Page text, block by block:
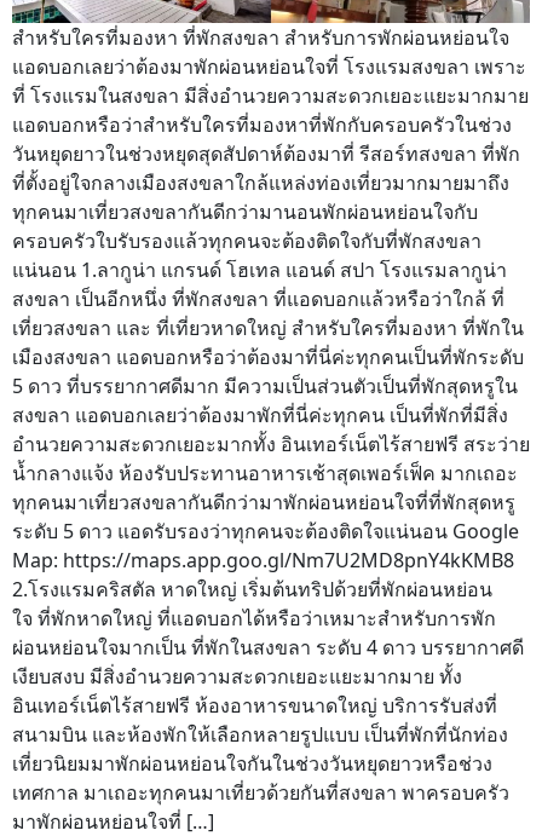
สำหรับใครที่มองหา ที่พักสงขลา สำหรับการพักผ่อนหย่อนใจ
แอดบอกเลยว่าต้องมาพักผ่อนหย่อนใจที่ โรงแรมสงขลา เพราะ
ที่ โรงแรมในสงขลา มีสิ่งอำนวยความสะดวกเยอะแยะมากมาย
แอดบอกหรือว่าสำหรับใครที่มองหาที่พักกับครอบครัวในช่วง
วันหยุดยาวในช่วงหยุดสุดสัปดาห์ต้องมาที่ รีสอร์ทสงขลา ที่พัก
ที่ตั้งอยู่ใจกลางเมืองสงขลาใกล้แหล่งท่องเที่ยวมากมายมาถึง
ทุกคนมาเที่ยวสงขลากันดีกว่ามานอนพักผ่อนหย่อนใจกับ
ครอบครัวใบรับรองแล้วทุกคนจะต้องติดใจกับที่พักสงขลา
แน่นอน 1.ลากูน่า แกรนด์ โฮเทล แอนด์ สปา โรงแรมลากูน่า
สงขลา เป็นอีกหนึ่ง ที่พักสงขลา ที่แอดบอกแล้วหรือว่าใกล้ ที่
เที่ยวสงขลา และ ที่เที่ยวหาดใหญ่ สำหรับใครที่มองหา ที่พักใน
เมืองสงขลา แอดบอกหรือว่าต้องมาที่นี่ค่ะทุกคนเป็นที่พักระดับ
5 ดาว ที่บรรยากาศดีมาก มีความเป็นส่วนตัวเป็นที่พักสุดหรูใน
สงขลา แอดบอกเลยว่าต้องมาพักที่นี่ค่ะทุกคน เป็นที่พักที่มีสิ่ง
อำนวยความสะดวกเยอะมากทั้ง อินเทอร์เน็ตไร้สายฟรี สระว่าย
น้ำกลางแจ้ง ห้องรับประทานอาหารเช้าสุดเพอร์เฟ็ค มากเถอะ
ทุกคนมาเที่ยวสงขลากันดีกว่ามาพักผ่อนหย่อนใจที่ที่พักสุดหรู
ระดับ 5 ดาว แอดรับรองว่าทุกคนจะต้องติดใจแน่นอน Google
Map: https://maps.app.goo.gl/Nm7U2MD8pnY4kKMB8
2.โรงแรมคริสตัล หาดใหญ่ เริ่มต้นทริปด้วยที่พักผ่อนหย่อน
ใจ ที่พักหาดใหญ่ ที่แอดบอกได้หรือว่าเหมาะสำหรับการพัก
ผ่อนหย่อนใจมากเป็น ที่พักในสงขลา ระดับ 4 ดาว บรรยากาศดี
เงียบสงบ มีสิ่งอำนวยความสะดวกเยอะแยะมากมาย ทั้ง
อินเทอร์เน็ตไร้สายฟรี ห้องอาหารขนาดใหญ่ บริการรับส่งที่
สนามบิน และห้องพักให้เลือกหลายรูปแบบ เป็นที่พักที่นักท่อง
เที่ยวนิยมมาพักผ่อนหย่อนใจกันในช่วงวันหยุดยาวหรือช่วง
เทศกาล มาเถอะทุกคนมาเที่ยวด้วยกันที่สงขลา พาครอบครัว
มาพักผ่อนหย่อนใจที่ […]